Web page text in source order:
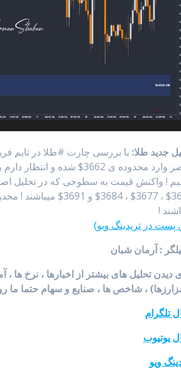
جدید طلا:
حاضر وارد محدوده ی
! واکنش قیمت به سطوحی که در تحلیل
!
پست در تریدینگ ویو)
: آرمان شبان
دیدن تحلیل های بیشتر از اخبارها ، نرخ ها
، شاخص ها ، صنایع و سهام حتما ما
تلگرام
یوتیوب
ویو